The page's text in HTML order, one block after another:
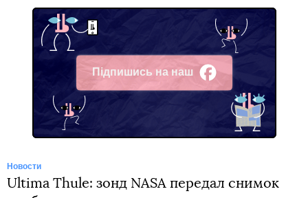
Підпишись на наш
Facebook
Новости
Ultima Thule: зонд NASA передал снимок